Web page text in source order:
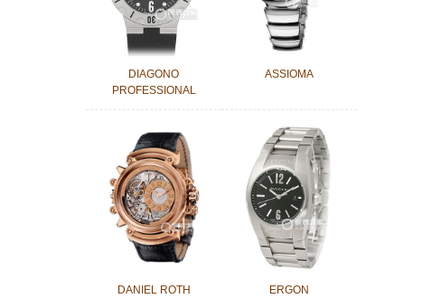
DIAGONO
PROFESSIONAL
ASSIOMA
DANIEL ROTH ERGON